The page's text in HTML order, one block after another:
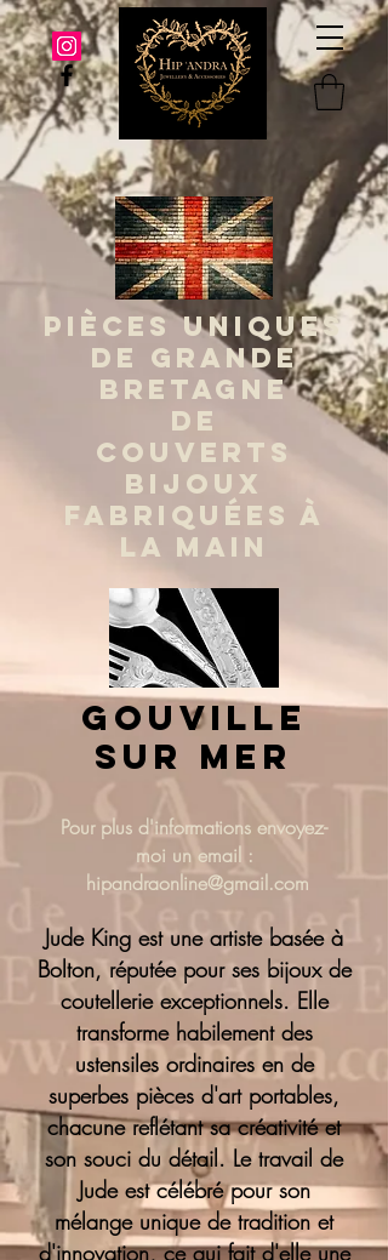
PIÈCES UNIQUES
DE GRANDE
BRETAGNE
DE
COUVERTS
BIJOUX
FABRIQUÉES À
LA MAIN
gouville
sur mer
Pour plus d'informations envoyez-
moi un email :
hipandraonline@gmail.com
Jude King est une artiste basée à
Bolton, réputée pour ses bijoux de
coutellerie exceptionnels. Elle
transforme habilement des
ustensiles ordinaires en de
superbes pièces d'art portables,
chacune reflétant sa créativité et
son souci du détail. Le travail de
Jude est célébré pour son
mélange unique de tradition et
d'innovation, ce qui fait d'elle une